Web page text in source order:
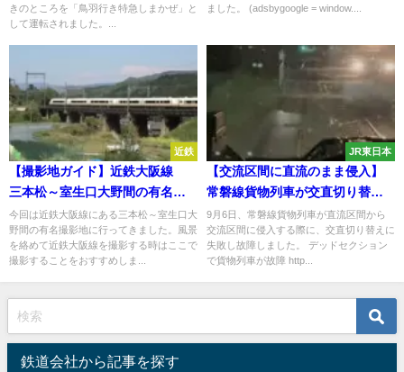
きのところを「鳥羽行き特急しまかぜ」と
して運転されました。...
ました。 (adsbygoogle = window....
近鉄
【撮影地ガイド】近鉄大阪線
三本松～室生口大野間の有名撮
影地に行ってみた
今回は近鉄大阪線にある三本松～室生口大
野間の有名撮影地に行ってきました。風景
を絡めて近鉄大阪線を撮影する時はここで
撮影することをおすすめしま...
JR東日本
【交流区間に直流のまま侵入】
常磐線貨物列車が交直切り替え
失敗 14箇所故障か
9月6日、常磐線貨物列車が直流区間から
交流区間に侵入する際に、交直切り替えに
失敗し故障しました。 デッドセクション
で貨物列車が故障 http...
鉄道会社から記事を探す